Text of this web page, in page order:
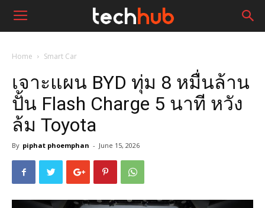
Home Smart Car
เจาะแผน BYD ทุ่ม 8 หมื่นล้าน
ปั้น Flash Charge 5 นาที หวัง
ล้ม Toyota
By piphat phoemphan - June 15, 2026